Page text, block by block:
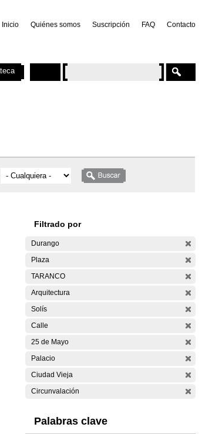
Inicio Quiénes somos Suscripción FAQ Contacto
Filtrado por
Durango
Plaza
TARANCO
Arquitectura
Solís
Calle
25 de Mayo
Palacio
Ciudad Vieja
Circunvalación
Palabras clave